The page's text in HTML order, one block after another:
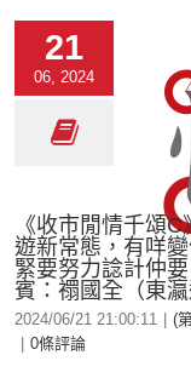
21
06, 2024
《收市閒情千頌
遊新常態，有咩
緊要努力諗計仲
賓：禤國全（東瀛
2024/06/21 21:00:11 (
0條評論